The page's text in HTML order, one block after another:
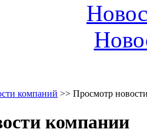
компаний >> Просмотр
компании